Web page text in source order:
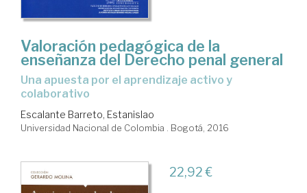
Valoración pedagógica de la
enseñanza del Derecho penal general
una apuesta por el aprendizaje activo y
colaborativo
Escalante Barreto, Estanislao
Universidad Nacional de Colombia . Bogotá, 2016
22,92 €